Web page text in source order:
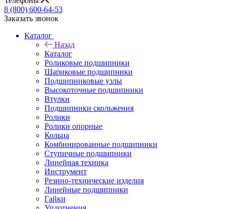
8 (800) 600-64-53
Заказать звонок
Каталог
Назад
Каталог
Роликовые подшипники
Шариковые подшипники
Подшипниковые узлы
Высокоточные подшипники
Втулки
Подшипники скольжения
Ролики
Ролики опорные
Кольца
Комбинированные подшипники
Ступичные подшипники
Линейная техника
Инструмент
Резино-технические изделия
Линейные подшипники
Гайки